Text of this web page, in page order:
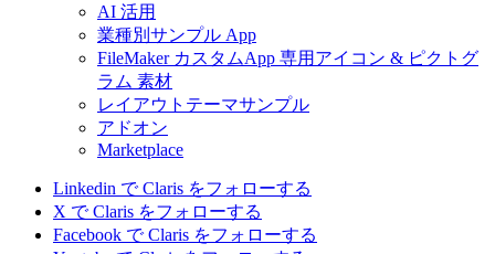
AI 活用
業種別サンプル App
FileMaker カスタムApp 専用アイコン & ピクトグ
ラム 素材
レイアウトテーマサンプル
アドオン
Marketplace
Linkedin で Claris をフォローする
X で Claris をフォローする
Facebook で Claris をフォローする